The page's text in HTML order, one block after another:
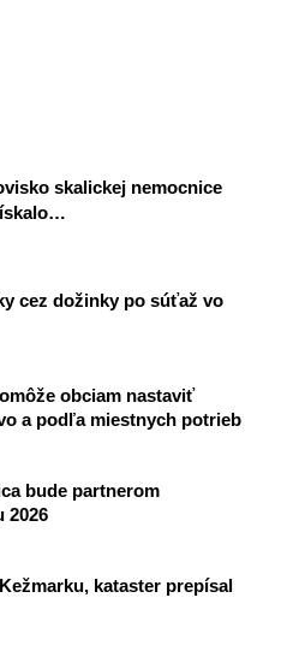
skalickej nemocnice
cez dožinky po súťaž vo
obciam nastaviť
a podľa miestnych potrieb
bude partnerom
2026
kataster prepísal